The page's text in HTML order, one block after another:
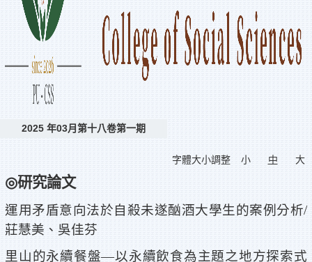
2025 年03月第十八卷第一期
字體大小調整 小 中 大
◎研究論文
運用矛盾意向法於自殺未遂酗酒大學生的案例分析/
莊慧美、吳佳芬
里山的永續餐盤—以永續飲食為主題之地方探索式